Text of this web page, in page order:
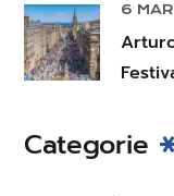
6
Categorie